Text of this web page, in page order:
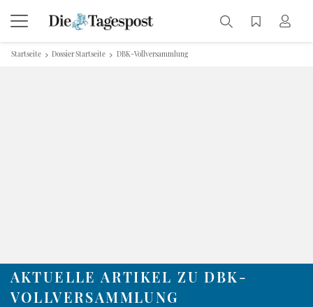
Startseite Dossier Startseite DBK-Vollversammlung
AKTUELLE ARTIKEL ZU DBK-
VOLLVERSAMMLUNG